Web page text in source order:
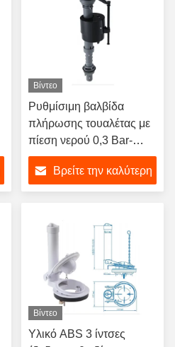
Βίντεο
Ρυθμίσιμη βαλβίδα
πλήρωσης τουαλέτας με
πίεση νερού 0,3 Bar-
16bar για τουαλέτες
αμερικανικού τύπου
Βρείτε την καλύτερη
Βίντεο
Υλικό ABS 3 ίντσες